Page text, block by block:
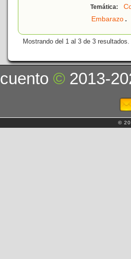
Temática:
Embarazo.
Mostrando del 1 al 3 de 3 resultados.
cuento© 2013-
©